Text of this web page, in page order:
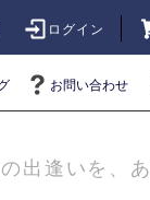
ログイン
お問い合わせ
出逢いを、あ